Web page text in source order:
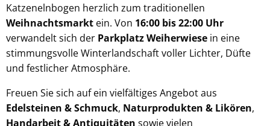
Katzenelnbogen herzlich zum traditionellen
Weihnachtsmarkt ein. Von 16:00 bis 22:00 Uhr
verwandelt sich der Parkplatz Weiherwiese in eine
stimmungsvolle Winterlandschaft voller Lichter, Düfte
und festlicher Atmosphäre.
Freuen Sie sich auf ein vielfältiges Angebot aus
Edelsteinen & Schmuck, Naturprodukten & Likören,
Handarbeit & Antiquitäten sowie vielen